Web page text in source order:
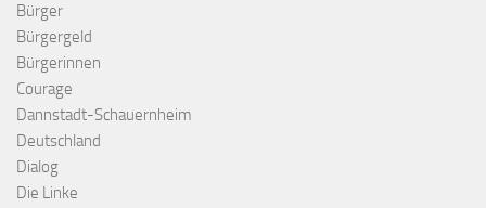
Bürger
Bürgergeld
Bürgerinnen
Courage
Dannstadt-Schauernheim
Deutschland
Dialog
Die Linke